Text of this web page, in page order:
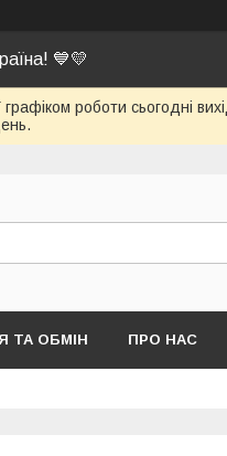
💙💛
роботи сьогодні
ТА ОБМІН ПРО НАС